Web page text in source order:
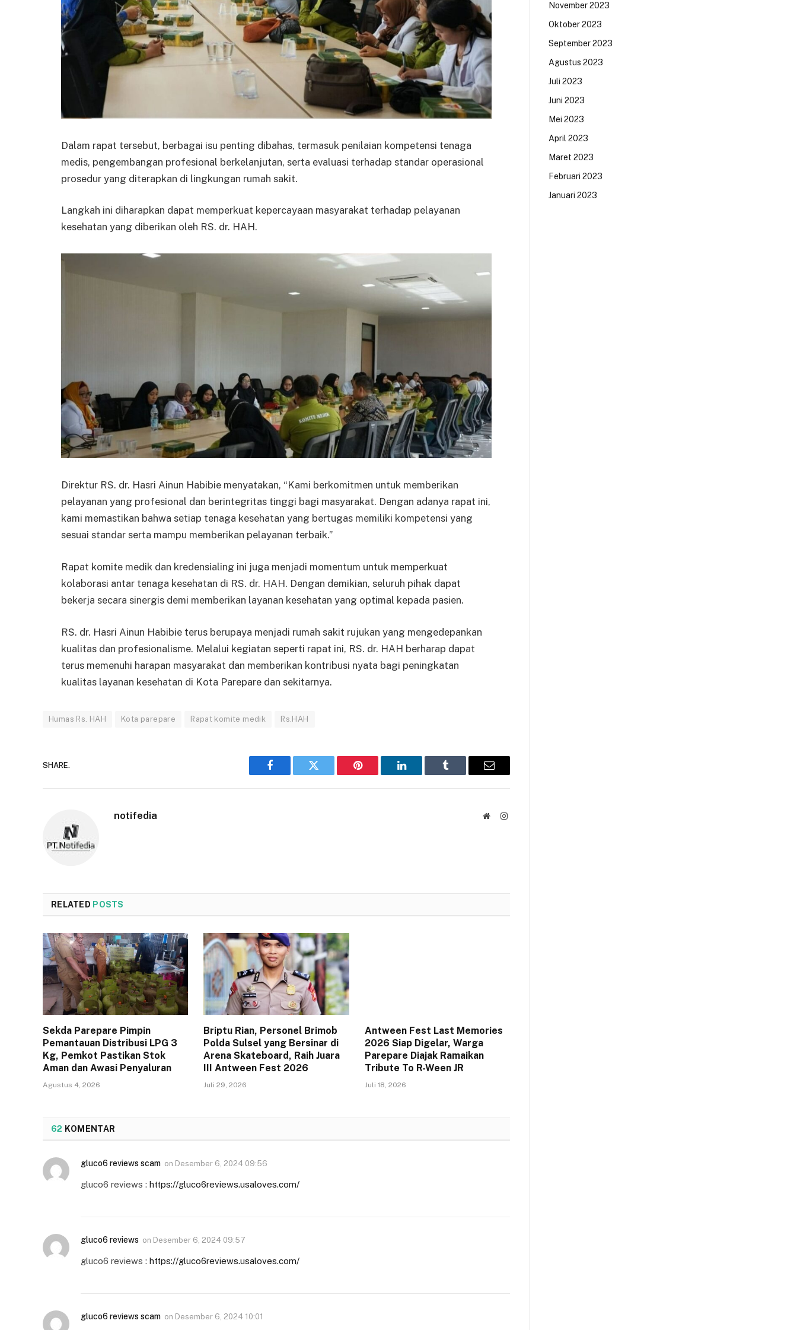
Dalam rapat tersebut, berbagai isu penting dibahas, termasuk penilaian kompetensi tenaga
medis, pengembangan profesional berkelanjutan, serta evaluasi terhadap standar operasional
prosedur yang diterapkan di lingkungan rumah sakit.
Langkah ini diharapkan dapat memperkuat kepercayaan masyarakat terhadap pelayanan
kesehatan yang diberikan oleh RS. dr. HAH.
Direktur RS. dr. Hasri Ainun Habibie menyatakan, “Kami berkomitmen untuk memberikan
pelayanan yang profesional dan berintegritas tinggi bagi masyarakat. Dengan adanya rapat ini,
kami memastikan bahwa setiap tenaga kesehatan yang bertugas memiliki kompetensi yang
sesuai standar serta mampu memberikan pelayanan terbaik.”
Rapat komite medik dan kredensialing ini juga menjadi momentum untuk memperkuat
kolaborasi antar tenaga kesehatan di RS. dr. HAH. Dengan demikian, seluruh pihak dapat
bekerja secara sinergis demi memberikan layanan kesehatan yang optimal kepada pasien.
RS. dr. Hasri Ainun Habibie terus berupaya menjadi rumah sakit rujukan yang mengedepankan
kualitas dan profesionalisme. Melalui kegiatan seperti rapat ini, RS. dr. HAH berharap dapat
terus memenuhi harapan masyarakat dan memberikan kontribusi nyata bagi peningkatan
kualitas layanan kesehatan di Kota Parepare dan sekitarnya.
Humas Rs. HAH Kota parepare Rapat komite medik Rs.HAH
SHARE.
Facebook Twitter Pinterest LinkedIn Tumblr Email
notifedia WebsiteInstagram
RELATED POSTS
Sekda Parepare Pimpin
Pemantauan Distribusi LPG 3
Kg, Pemkot Pastikan Stok
Aman dan Awasi Penyaluran
Agustus 4, 2026
Briptu Rian, Personel Brimob
Polda Sulsel yang Bersinar di
Arena Skateboard, Raih Juara
III Antween Fest 2026
Juli 29, 2026
Antween Fest Last Memories
2026 Siap Digelar, Warga
Parepare Diajak Ramaikan
Tribute To R-Ween JR
Juli 18, 2026
62 KOMENTAR
gluco6 reviews scam on Desember 6, 2024 09:56
gluco6 reviews : https://gluco6reviews.usaloves.com/
gluco6 reviews on Desember 6, 2024 09:57
gluco6 reviews : https://gluco6reviews.usaloves.com/
gluco6 reviews scam on Desember 6, 2024 10:01
November 2023
Oktober 2023
September 2023
Agustus 2023
Juli 2023
Juni 2023
Mei 2023
April 2023
Maret 2023
Februari 2023
Januari 2023